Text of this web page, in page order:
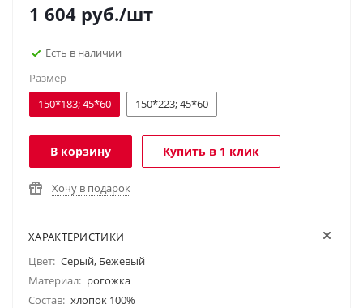
1 604 руб./шт
Есть в наличии
Размер
150*183; 45*60
150*223; 45*60
В корзину Купить в 1 клик
Хочу в подарок
ХАРАКТЕРИСТИКИ
Цвет: Серый, Бежевый
Материал: рогожка
Состав: хлопок 100%